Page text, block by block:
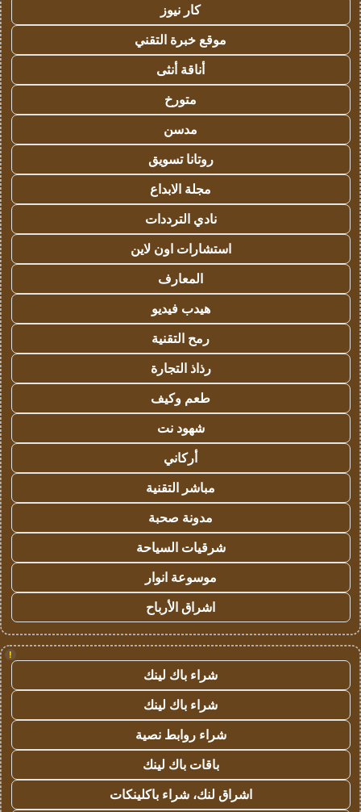
كار نيوز
موقع خبرة التقني
أناقة أنثى
متورخ
مدسن
روتانا تسويق
مجلة الابداع
نادي الترددات
استشارات اون لاين
المعارف
هيدب فيديو
رمح التقنية
رذاذ التجارة
طعم وكيف
شهود نت
أركاني
مباشر التقنية
مدونة صحبة
شرقيات السياحة
موسوعة انوار
اشراق الأرباح
!
شراء باك لينك
شراء باك لينك
شراء روابط نصية
باقات باك لينك
اشراق لنك، شراء باكلينكات